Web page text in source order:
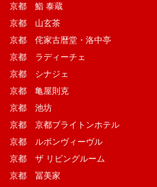
京都 鮨 泰蔵
京都 山玄茶
京都 侘家古暦堂・洛中亭
京都 ラディーチェ
京都 シナジェ
京都 亀屋則克
京都 池坊
京都 京都ブライトンホテル
京都 ルボンヴィーヴル
京都 ザ リビングルーム
京都 冨美家